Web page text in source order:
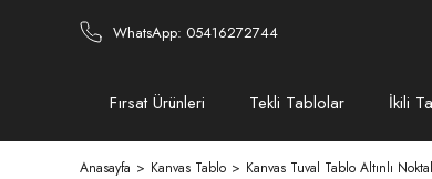
WhatsApp: 05416272744
Fırsat Ürünleri Tekli Tablolar İkili
Anasayfa Kanvas Tablo Kanvas Tuval Tablo Altınlı